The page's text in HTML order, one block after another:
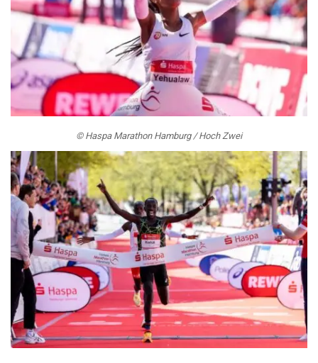
© Haspa Marathon Hamburg / Hoch Zwei